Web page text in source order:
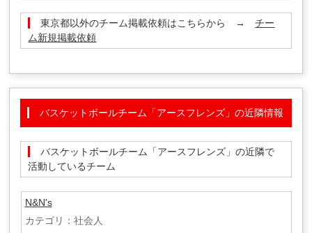
東京都以外のチーム掲載依頼はこちらから →チー
ム新規掲載依頼
バスケットボールチーム「アースフレンズ」の近隣情報
バスケットボールチーム「アースフレンズ」の近隣で
活動しているチーム
N&N's
カテゴリ：社会人